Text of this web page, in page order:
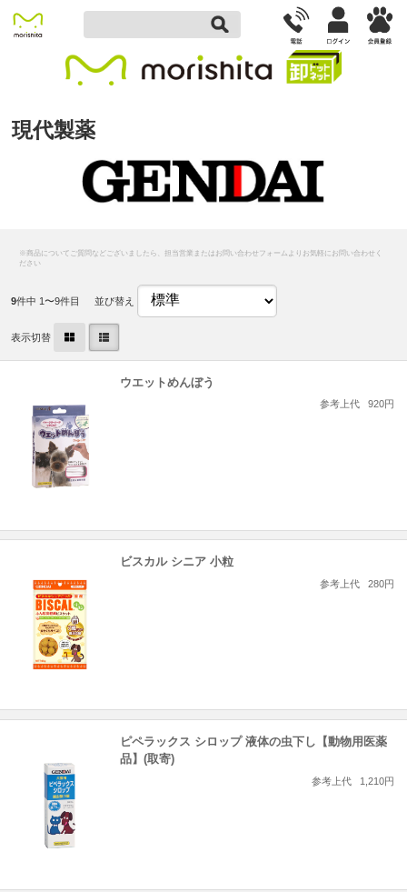
現代製薬
9件中 1〜9件目 並び替え
表示切替
ウエットめんぼう
参考上代 920円
ビスカル シニア 小粒
参考上代 280円
ピペラックス シロップ 液体の虫下し【動物用医薬
品】(取寄)
参考上代 1,210円